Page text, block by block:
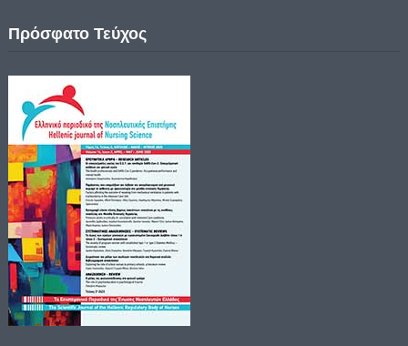
Πρόσφατο Τεύχος